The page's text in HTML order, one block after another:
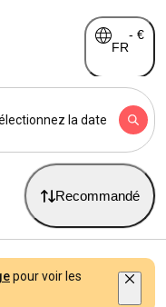
FR
- €
la date
Recommandé
pour voir les